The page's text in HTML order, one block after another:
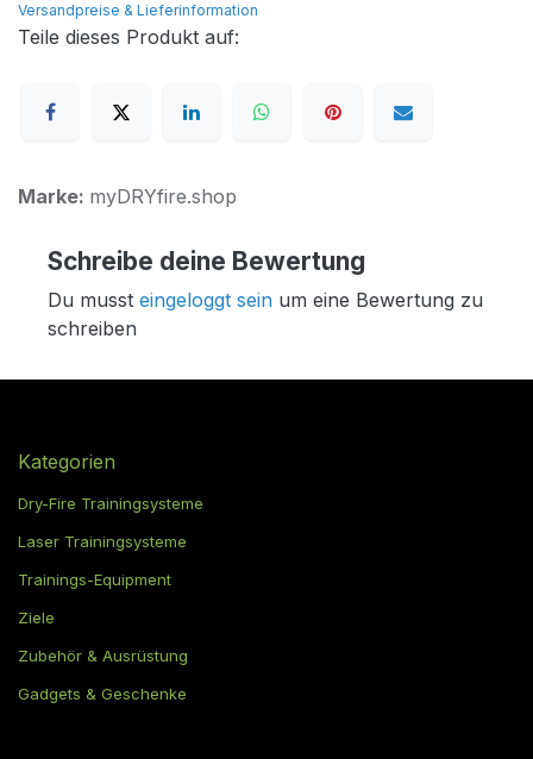
Versandpreise & Lieferinformation
Teile dieses Produkt auf:
Marke: myDRYfire.shop
Schreibe deine Bewertung
Du musst eingeloggt sein um eine Bewertung zu
schreiben
Kategorien
Dry-Fire Trainingsysteme
Laser Trainingsysteme
Trainings-Equipment
Ziele
Zubehör & Ausrüstung
Gadgets & Geschenke